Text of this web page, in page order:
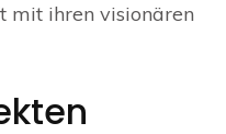
mit ihren visionären